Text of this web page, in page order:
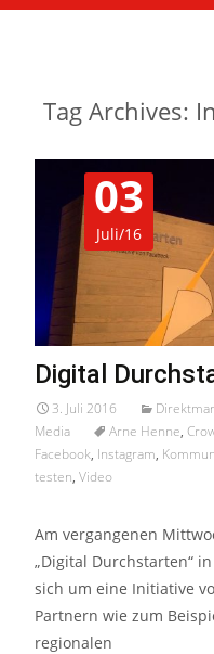
Tag Archives:
03
Juli/16
Digital
3. Juli 2016
Media
Arne Henne,
Facebook, Instagram,
testen, Video
Am vergangenen
„Digital Durchstarten“
sich um eine Initiative
Partnern wie zum
regionalen